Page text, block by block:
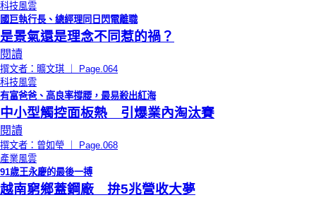
科技風雲
國巨執行長、總經理同日閃電離職
是景氣還是理念不同惹的禍？
閱讀
撰文者：曠文琪 ｜ Page.064
科技風雲
有富爸爸、高良率撐腰，最易殺出紅海
中小型觸控面板熱 引爆業內淘汰賽
閱讀
撰文者：曾如瑩 ｜ Page.068
產業風雲
91歲王永慶的最後一搏
越南窮鄉蓋鋼廠 拚5兆營收大夢